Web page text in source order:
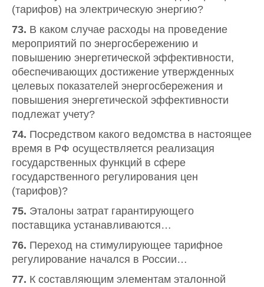
(тарифов) на электрическую энергию?
73. В каком случае расходы на проведение
мероприятий по энергосбережению и
повышению энергетической эффективности,
обеспечивающих достижение утвержденных
целевых показателей энергосбережения и
повышения энергетической эффективности
подлежат учету?
74. Посредством какого ведомства в настоящее
время в РФ осуществляется реализация
государственных функций в сфере
государственного регулирования цен
(тарифов)?
75. Эталоны затрат гарантирующего
поставщика устанавливаются…
76. Переход на стимулирующее тарифное
регулирование начался в России…
77. К составляющим элементам эталонной